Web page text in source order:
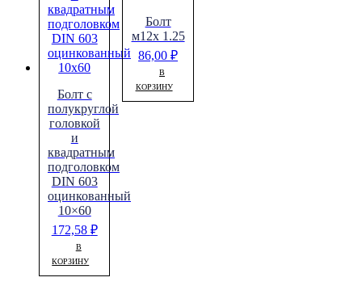
Болт с
полукруглой
головкой
и
квадратным
подголовком
DIN 603
оцинкованный
10×60
172,58 ₽
В
КОРЗИНУ
Болт
м12х 1.25
86,00₽
В
КОРЗИНУ